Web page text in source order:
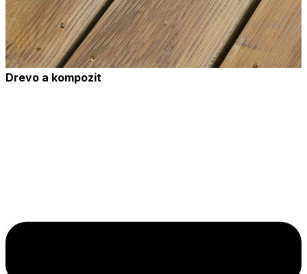
Drevo a kompozit